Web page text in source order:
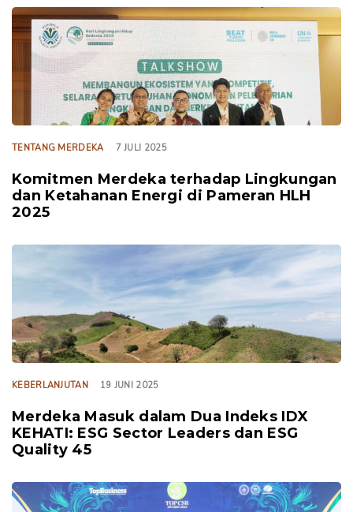
TAGS
TENTANG MERDEKA 7 JULI 2025
Komitmen Merdeka terhadap Lingkungan
dan Ketahanan Energi di Pameran HLH
2025
KEBERLANJUTAN 19 JUNI 2025
Merdeka Masuk dalam Dua Indeks IDX
KEHATI: ESG Sector Leaders dan ESG
Quality 45
TAGS